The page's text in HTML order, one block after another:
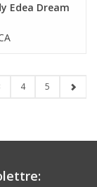
Edea Dream
4 5